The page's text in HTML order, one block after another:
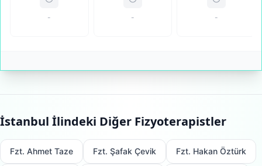
- - -
İstanbul İlindeki Diğer Fizyoterapistler
Fzt. Ahmet Taze Fzt. Şafak Çevik Fzt. Hakan Öztürk